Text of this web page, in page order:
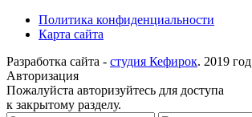
Политика конфиденциальности
Карта сайта
Разработка сайта - студия Кефирок. 2019 год
Авторизация
Пожалуйста авторизуйтесь для доступа
к закрытому разделу.